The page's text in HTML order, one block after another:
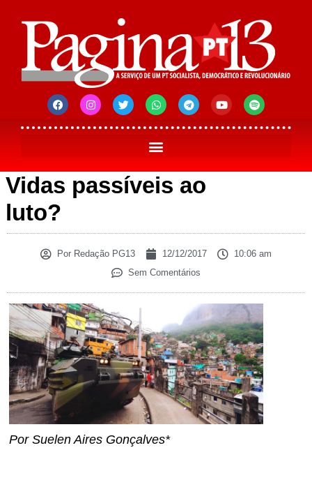
Vidas passíveis ao
luto?
Por Redação PG13 12/12/2017
10:06 am
Sem Comentários
Por Suelen Aires Gonçalves*